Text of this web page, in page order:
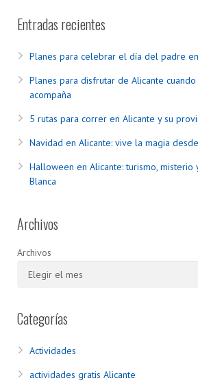
Entradas recientes
Planes para celebrar el día del padre
Planes para disfrutar de Alicante
acompaña
5 rutas para correr en Alicante y su
Navidad en Alicante: vive la magia
Halloween en Alicante: turismo, misterio
Blanca
Archivos
Archivos
Categorías
Actividades
actividades gratis Alicante